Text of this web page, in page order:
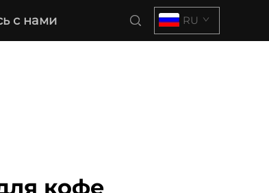
с нами RU
кофе